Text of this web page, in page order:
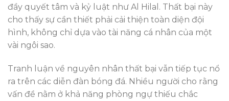
đầy quyết tâm và kỷ luật như Al Hilal. Thất bại này
cho thấy sự cần thiết phải cải thiện toàn diện đội
hình, không chỉ dựa vào tài năng cá nhân của một
vài ngôi sao.
Tranh luận về nguyên nhân thất bại vẫn tiếp tục nổ
ra trên các diễn đàn bóng đá. Nhiều người cho rằng
vấn đề nằm ở khả năng phòng ngự thiếu chắc